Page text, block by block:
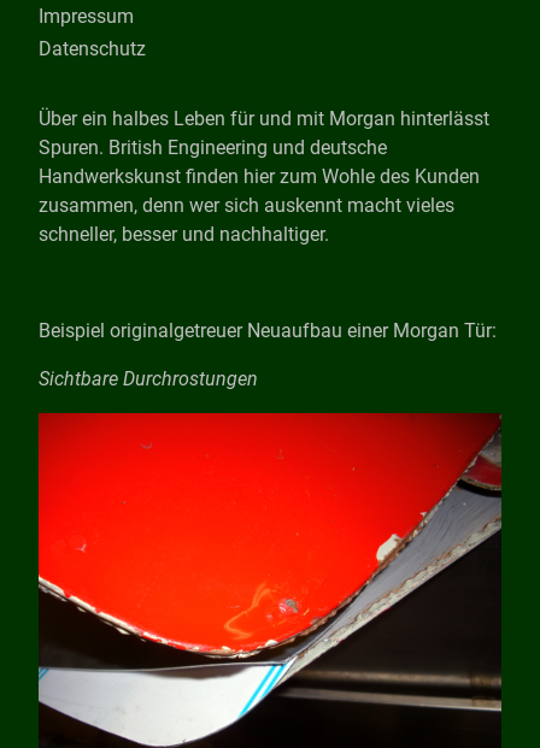
Impressum
Datenschutz
Über ein halbes Leben für und mit Morgan hinterlässt
Spuren. British Engineering und deutsche
Handwerkskunst finden hier zum Wohle des Kunden
zusammen, denn wer sich auskennt macht vieles
schneller, besser und nachhaltiger.
Beispiel originalgetreuer Neuaufbau einer Morgan Tür:
Sichtbare Durchrostungen